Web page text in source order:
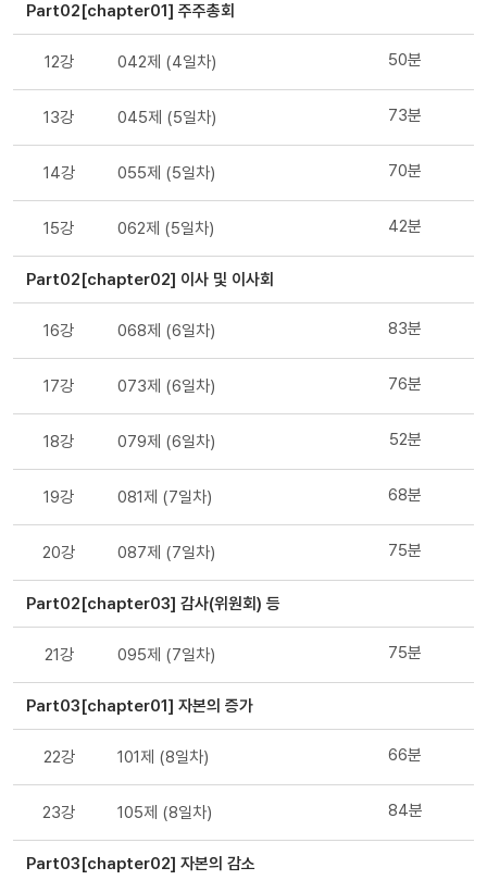
Part02[chapter01] 주주총회
12강 042제 (4일차) 50분
13강 045제 (5일차) 73분
14강 055제 (5일차) 70분
15강 062제 (5일차) 42분
Part02[chapter02] 이사 및 이사회
16강 068제 (6일차) 83분
17강 073제 (6일차) 76분
18강 079제 (6일차) 52분
19강 081제 (7일차) 68분
20강 087제 (7일차) 75분
Part02[chapter03] 감사(위원회) 등
21강 095제 (7일차) 75분
Part03[chapter01] 자본의 증가
22강 101제 (8일차) 66분
23강 105제 (8일차) 84분
Part03[chapter02] 자본의 감소